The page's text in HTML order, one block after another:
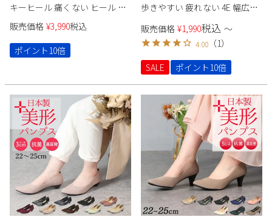
キーヒール 痛くない ヒール ブ
ラック 5センチ スムース ヌバッ
ク レザー調 太ヒール スクエア
トゥ 極ふわっ 21115 Parade 靴
販売価格 ¥3,990税込
ポイント10倍
歩きやすい 疲れない 4E 幅広
反発 痛くなりにくい 走れる
Parade 美形パンプス 4500
販売価格 ¥1,990税込 〜
4.00 （1）
SALE
ポイント10倍